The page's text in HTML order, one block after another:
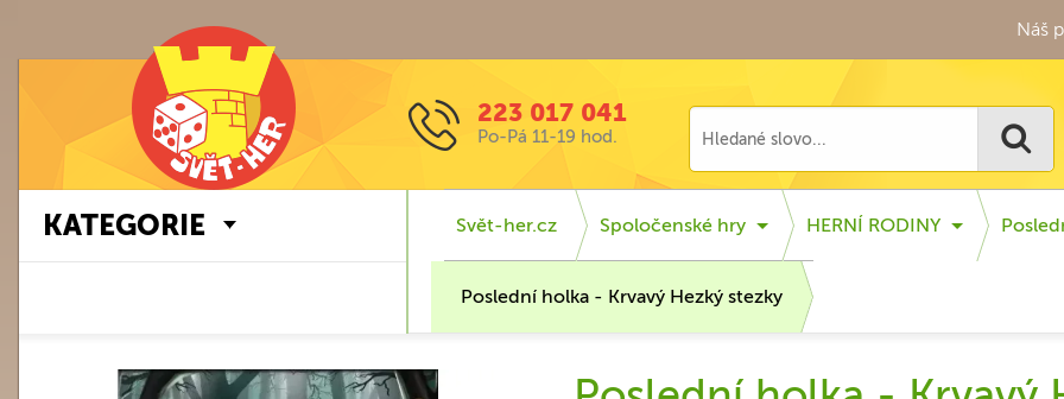
Náš
223 017 041
Po-Pá 11-19 hod.
KATEGORIE Svět-her.cz Spoločenské hry HERNÍ RODINY
Poslední holka - Krvavý Hezký stezky